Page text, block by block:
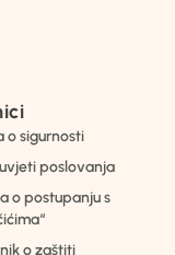
o sigurnosti
poslovanja
o postupanju s
o zaštiti